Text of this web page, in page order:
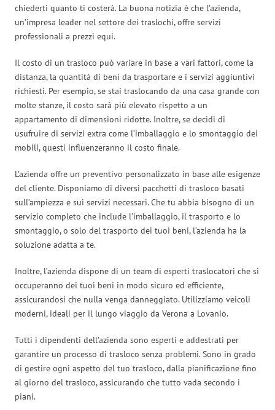
chiederti quanto ti costerà. La buona notizia è che l’azienda,
un’impresa leader nel settore dei traslochi, offre servizi
professionali a prezzi equi.
Il costo di un trasloco può variare in base a vari fattori, come la
distanza, la quantità di beni da trasportare e i servizi aggiuntivi
richiesti. Per esempio, se stai traslocando da una casa grande con
molte stanze, il costo sarà più elevato rispetto a un
appartamento di dimensioni ridotte. Inoltre, se decidi di
usufruire di servizi extra come l’imballaggio e lo smontaggio dei
mobili, questi influenzeranno il costo finale.
L’azienda offre un preventivo personalizzato in base alle esigenze
del cliente. Disponiamo di diversi pacchetti di trasloco basati
sull’ampiezza e sui servizi necessari. Che tu abbia bisogno di un
servizio completo che include l’imballaggio, il trasporto e lo
smontaggio, o solo del trasporto dei tuoi beni, l’azienda ha la
soluzione adatta a te.
Inoltre, l’azienda dispone di un team di esperti traslocatori che si
occuperanno dei tuoi beni in modo sicuro ed efficiente,
assicurandosi che nulla venga danneggiato. Utilizziamo veicoli
moderni, ideali per il lungo viaggio da Verona a Lovanio.
Tutti i dipendenti dell’azienda sono esperti e addestrati per
garantire un processo di trasloco senza problemi. Sono in grado
di gestire ogni aspetto del tuo trasloco, dalla pianificazione fino
al giorno del trasloco, assicurando che tutto vada secondo i
piani.